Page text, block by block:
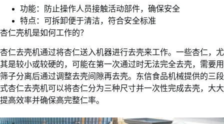
功能：防止操作人员接触活动部件，确保安全
特点：可拆卸便于清洁，符合安全标准
杏仁壳机是如何工作的？
杏仁去壳机通过将杏仁送入机器进行去壳来工作。一些杏仁，尤
其是较小或较硬的，可能在第一次通过时无法完全去壳，需要用
筛子分离后通过调整去壳间隙再去壳。东信食品机械提供的三段
式杏仁去壳机可以将杏仁分为三种尺寸并一次性完成去壳，大大
提高效率并确保高完整仁率。